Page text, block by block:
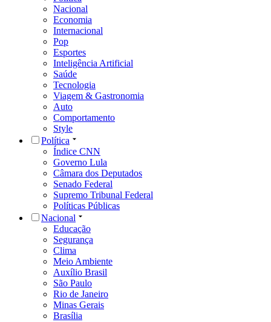
Nacional
Economia
Internacional
Pop
Esportes
Inteligência Artificial
Saúde
Tecnologia
Viagem & Gastronomia
Auto
Comportamento
Style
Política
Índice CNN
Governo Lula
Câmara dos Deputados
Senado Federal
Supremo Tribunal Federal
Políticas Públicas
Nacional
Educação
Segurança
Clima
Meio Ambiente
Auxílio Brasil
São Paulo
Rio de Janeiro
Minas Gerais
Brasília